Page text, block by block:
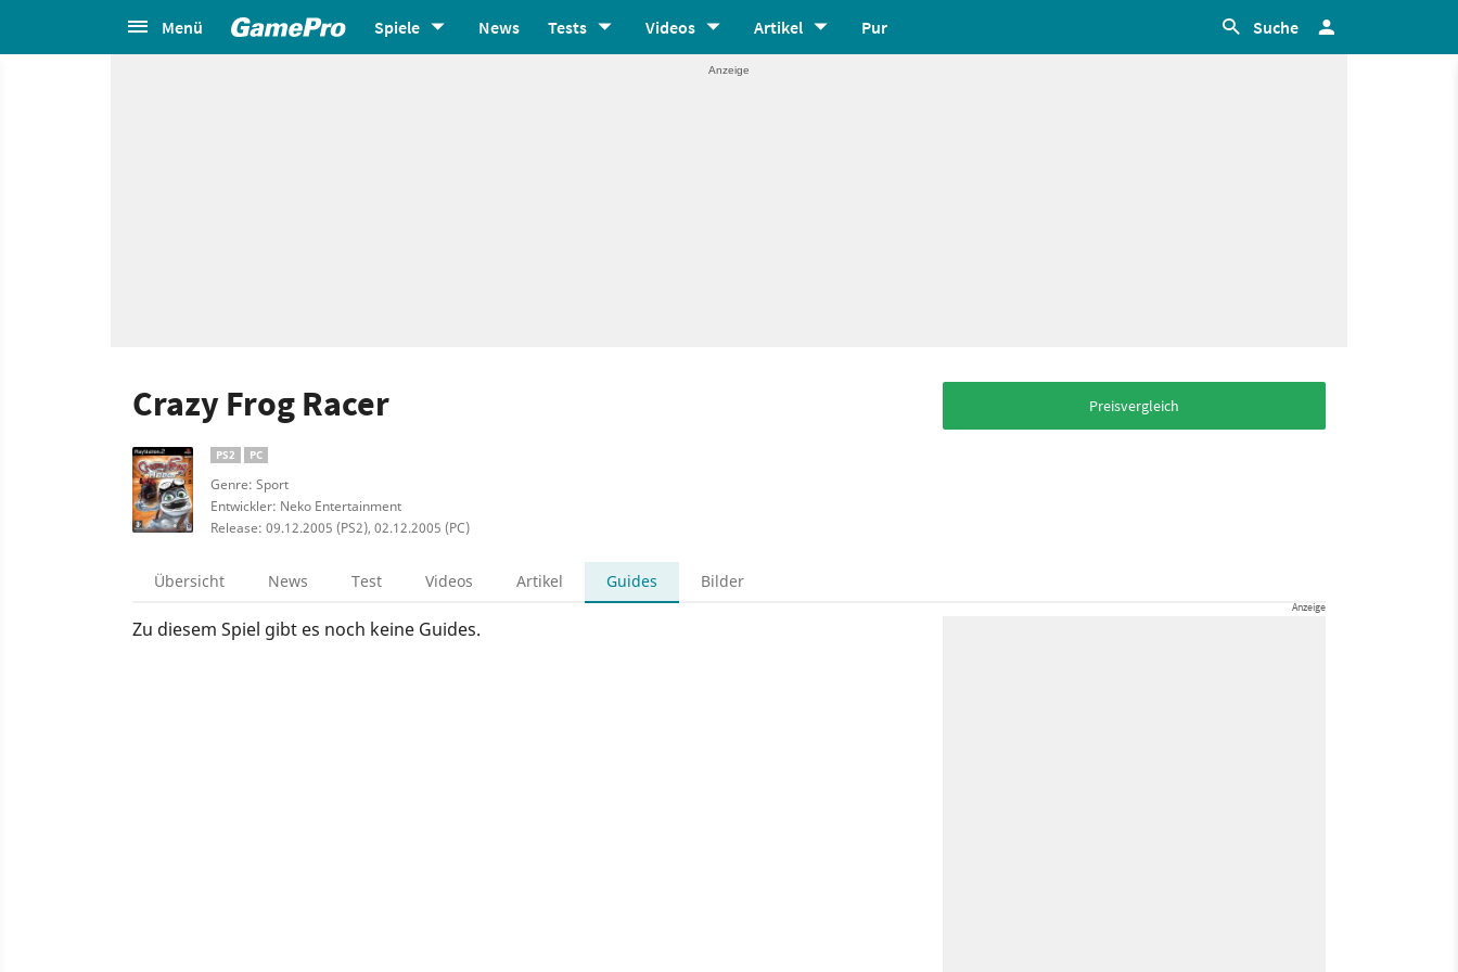
Menü Spiele News Tests Videos Artikel Pur Suche
Crazy Frog Racer
PS2 PC
Genre: Sport
Entwickler: Neko Entertainment
Release: 09.12.2005 (PS2), 02.12.2005 (PC)
Preisvergleich
Übersicht News Test Videos Artikel Guides Bilder
Zu diesem Spiel gibt es noch keine Guides.